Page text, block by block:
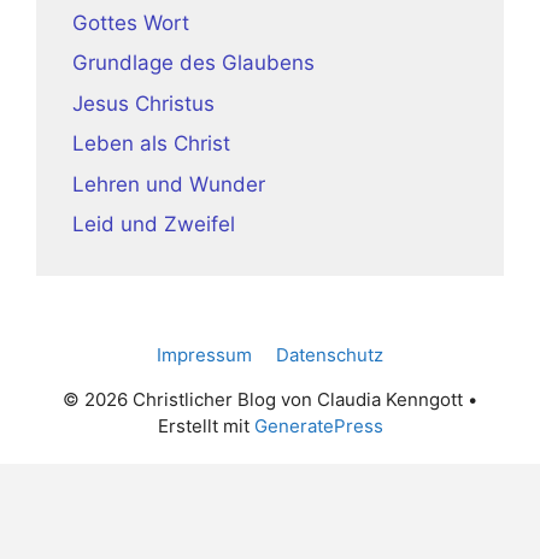
Gottes Wort
Grundlage des Glaubens
Jesus Christus
Leben als Christ
Lehren und Wunder
Leid und Zweifel
Impressum
Datenschutz
© 2026 Christlicher Blog von Claudia Kenngott •
Erstellt mit GeneratePress